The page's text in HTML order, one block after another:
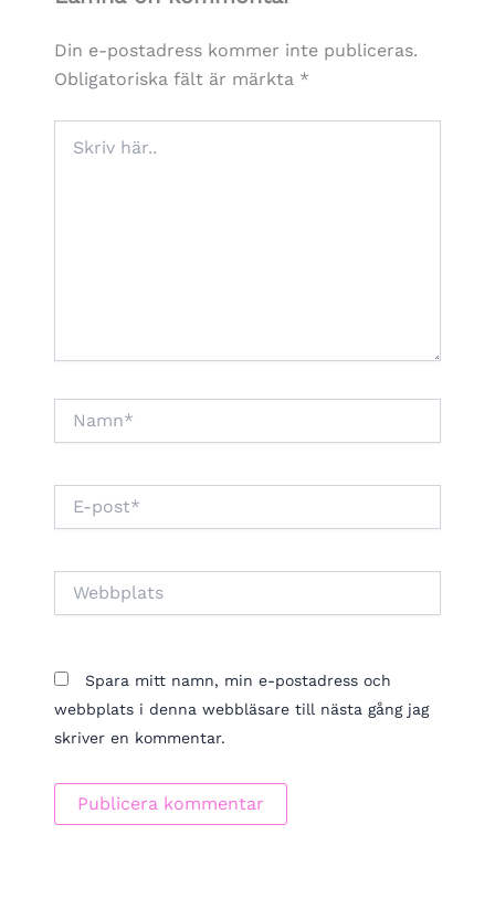
Din e-postadress kommer inte publiceras.
Obligatoriska fält är märkta *
här..
post*
Spara mitt namn, min e-postadress och
webbplats i denna webbläsare till nästa gång jag
skriver en kommentar.